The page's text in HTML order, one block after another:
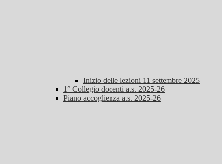
Inizio delle lezioni 11 settembre 2025
1° Collegio docenti a.s. 2025-26
Piano accoglienza a.s. 2025-26